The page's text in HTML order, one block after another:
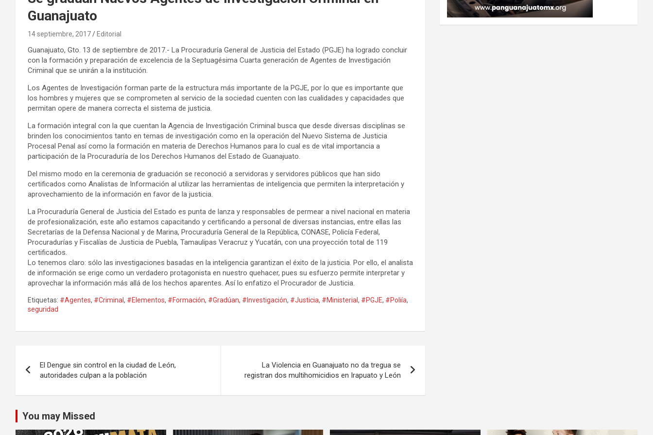
Guanajuato
14 septiembre, 2017 Editorial
Guanajuato, Gto. 13 de septiembre de 2017.- La Procuraduría General de Justicia del Estado (PGJE) ha logrado concluir
con la formación y preparación de excelencia de la Septuagésima Cuarta generación de Agentes de Investigación
Criminal que se unirán a la institución.
Los Agentes de Investigación forman parte de la estructura más importante de la PGJE, por lo que es importante que
los hombres y mujeres que se comprometen al servicio de la sociedad cuenten con las cualidades y capacidades que
permitan opere de manera correcta el sistema de justicia.
La formación integral con la que cuentan la Agencia de Investigación Criminal busca que desde diversas disciplinas se
brinden los conocimientos tanto en temas de investigación como en la operación del Nuevo Sistema de Justicia
Procesal Penal así como la formación en materia de Derechos Humanos para lo cual es de vital importancia a
participación de la Procuraduría de los Derechos Humanos del Estado de Guanajuato.
Del mismo modo en la ceremonia de graduación se reconoció a servidoras y servidores públicos que han sido
certificados como Analistas de Información al utilizar las herramientas de inteligencia que permiten la interpretación y
aprovechamiento de la información en favor de la justicia.
La Procuraduría General de Justicia del Estado es punta de lanza y responsables de permear a nivel nacional en materia
de profesionalización, este año estamos capacitando y certificando a personal de diversas instancias, entre ellas las
Secretarías de la Defensa Nacional y de Marina, Procuraduría General de la República, CONASE, Policía Federal,
Procuradurías y Fiscalías de Justicia de Puebla, Tamaulipas Veracruz y Yucatán, con una proyección total de 119
certificados.
Lo tenemos claro: sólo las investigaciones basadas en la inteligencia garantizan el éxito de la justicia. Por ello, el analista
de información se erige como un verdadero protagonista en nuestro quehacer, pues su esfuerzo permite interpretar y
aprovechar la información más allá de los hechos aparentes. Así lo enfatizo el Procurador de Justicia.
Etiquetas: #Agentes, #Criminal , #Elementos, #Formación, #Gradúan, #Investigación, #Justicia, #Ministerial , #PGJE, #Poliía,
seguridad
de
entradas
El Dengue sin control en la ciudad de León,
autoridades culpan a la población
La Violencia en Guanajuato no da tregua se
registran dos multihomicidios en Irapuato y León
You may Missed